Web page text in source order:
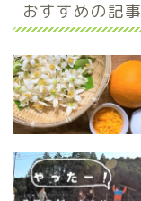
おすすめの記事